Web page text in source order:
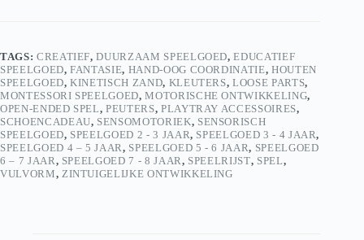
Speelgoed
aantal
TAGS: CREATIEF,DUURZAAM SPEELGOED,EDUCATIEF
SPEELGOED,FANTASIE, HAND-OOG COORDINATIE, HOUTEN
SPEELGOED,KINETISCH ZAND, KLEUTERS,LOOSE PARTS,
MONTESSORI SPEELGOED,MOTORISCHE ONTWIKKELING,
OPEN-ENDED SPEL,PEUTERS, PLAYTRAY ACCESSOIRES,
SCHOENCADEAU, SENSOMOTORIEK, SENSORISCH
SPEELGOED, SPEELGOED 2 - 3 JAAR, SPEELGOED 3 - 4 JAAR,
SPEELGOED 4 – 5 JAAR , SPEELGOED 5 - 6 JAAR, SPEELGOED
6 – 7 JAAR , SPEELGOED 7 - 8 JAAR , SPEELRIJST, SPEL,
VULVORM, ZINTUIGELIJKE ONTWIKKELING